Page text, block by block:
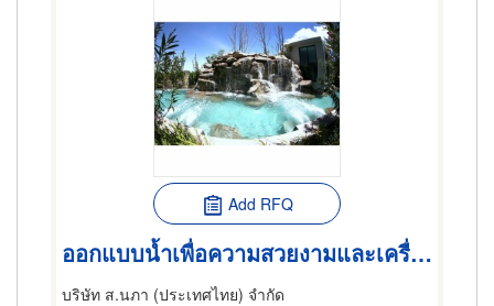
Add RFQ
ออกแบบน้ำเพื่อความสวยงามและเครื่องเล่น
บริษัท ส.นภา (ประเทศไทย) จำกัด